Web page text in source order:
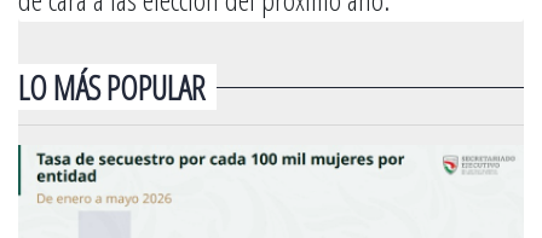
LO MÁS POPULAR